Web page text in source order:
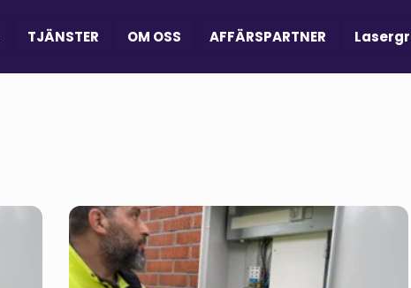
TJÄNSTER OM OSS AFFÄRSPARTNER